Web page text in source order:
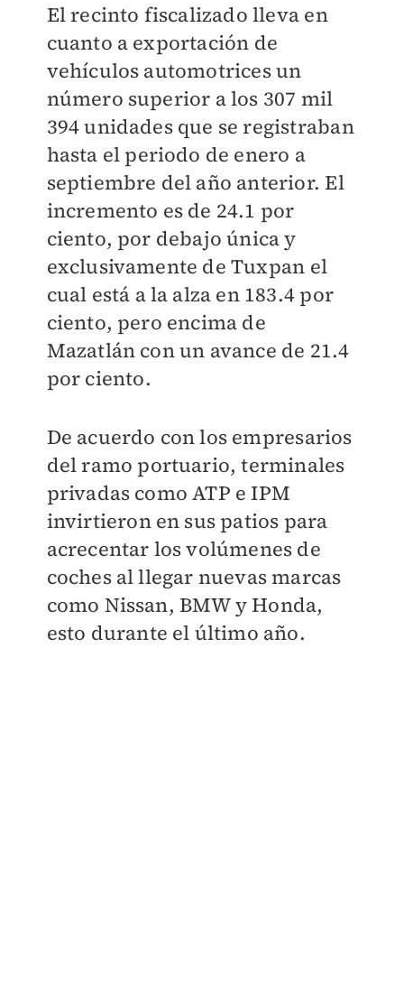
El recinto fiscalizado lleva en
cuanto a exportación de
vehículos automotrices un
número superior a los 307 mil
394 unidades que se registraban
hasta el periodo de enero a
septiembre del año anterior. El
incremento es de 24.1 por
ciento, por debajo única y
exclusivamente de Tuxpan el
cual está a la alza en 183.4 por
ciento, pero encima de
Mazatlán con un avance de 21.4
por ciento.
De acuerdo con los empresarios
del ramo portuario, terminales
privadas como ATP e IPM
invirtieron en sus patios para
acrecentar los volúmenes de
coches al llegar nuevas marcas
como Nissan, BMW y Honda,
esto durante el último año.